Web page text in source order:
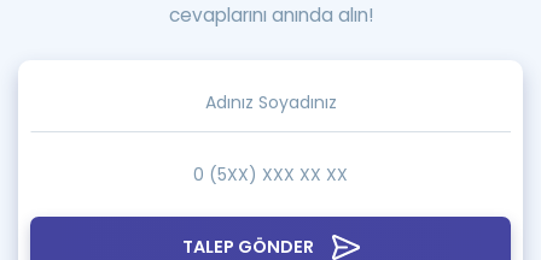
TALEP GÖNDER
cevaplarını anında alın!